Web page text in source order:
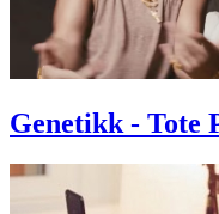
Genetikk - Tote